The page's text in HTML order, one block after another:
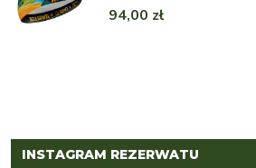
94,00 zł
INSTAGRAM REZERWATU